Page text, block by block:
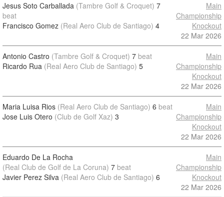
Jesus Soto Carballada (Tambre Golf & Croquet) 7
beat
Francisco Gomez (Real Aero Club de Santiago) 4
Main
Championship
Knockout
22 Mar 2026
Antonio Castro (Tambre Golf & Croquet) 7 beat
Ricardo Rua (Real Aero Club de Santiago) 5
Main
Championship
Knockout
22 Mar 2026
Maria Luisa Rios (Real Aero Club de Santiago) 6 beat
Jose Luis Otero (Club de Golf Xaz) 3
Main
Championship
Knockout
22 Mar 2026
Eduardo De La Rocha
(Real Club de Golf de La Coruna) 7 beat
Javier Perez Silva (Real Aero Club de Santiago) 6
Main
Championship
Knockout
22 Mar 2026